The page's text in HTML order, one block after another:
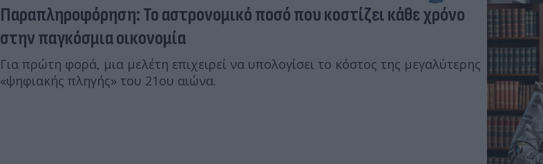
Παραπληροφόρηση: Το αστρονομικό ποσό που κοστίζει κάθε χρόνο
στην παγκόσμια οικονομία
Για πρώτη φορά, μια μελέτη επιχειρεί να υπολογίσει το κόστος της μεγαλύτερης
«ψηφιακής πληγής» του 21ου αιώνα.